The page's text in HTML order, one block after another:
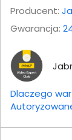
Producent:
Gwarancja:
Dlaczego